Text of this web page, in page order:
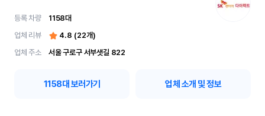
등록 차량 1158대
업체 리뷰
4.8 (22개)
업체 주소
서울 구로구 서부샛길 822
1158대 보러가기 업체 소개 및 정보